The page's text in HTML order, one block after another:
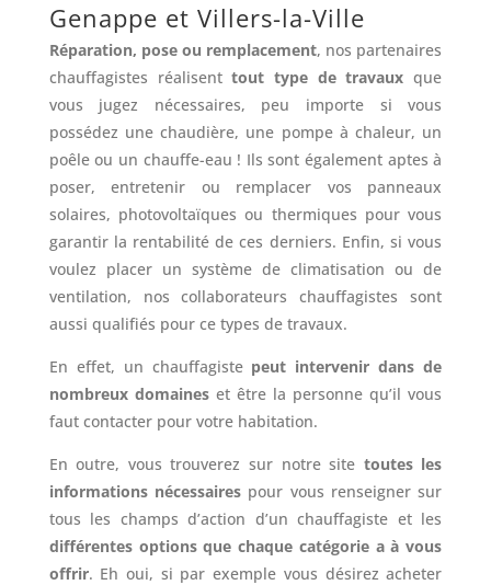
Genappe et Villers-la-Ville
Réparation, pose ou remplacement, nos partenaires
chauffagistes réalisenttout type de travaux que
vous jugez nécessaires, peu importe si vous
possédez une chaudière, une pompe à chaleur, un
poêle ou un chauffe-eau ! Ils sont également aptes à
poser, entretenir ou remplacer vos panneaux
solaires, photovoltaïques ou thermiques pour vous
garantir la rentabilité de ces derniers. Enfin, si vous
voulez placer un système de climatisation ou de
ventilation, nos collaborateurs chauffagistes sont
aussi qualifiés pour ce types de travaux.
En effet, un chauffagiste peut intervenir dans de
nombreux domaineset être la personne qu’il vous
faut contacter pour votre habitation.
En outre, vous trouverez sur notre site toutes les
informations nécessaires pour vous renseigner sur
tous les champs d’action d’un chauffagiste et les
différentes options que chaque catégorie a à vous
offrir. Eh oui, si par exemple vous désirez acheter